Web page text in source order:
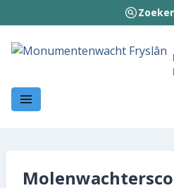
Hoe wij werken